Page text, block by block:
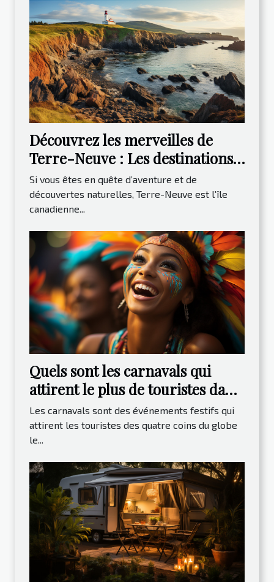
Découvrez les merveilles de
Terre-Neuve : Les destinations
incontournables à visiter
Si vous êtes en quête d’aventure et de
découvertes naturelles, Terre-Neuve est l’île
canadienne...
Quels sont les carnavals qui
attirent le plus de touristes dans
le monde ?
Les carnavals sont des événements festifs qui
attirent les touristes des quatre coins du globe
le...